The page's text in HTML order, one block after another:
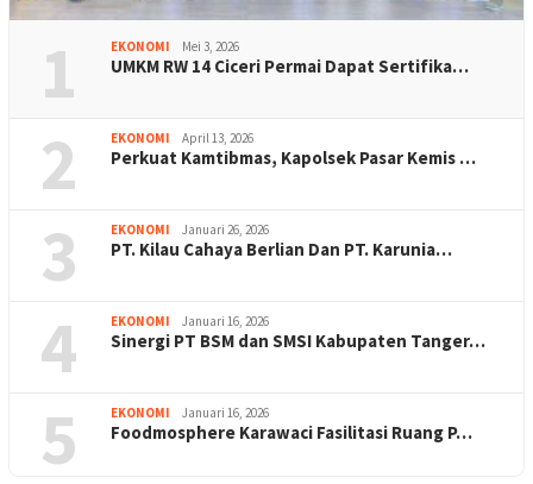
1 EKONOMI Mei 3, 2026
UMKM RW 14 Ciceri Permai Dapat Sertifika…
2 EKONOMI April 13, 2026
Perkuat Kamtibmas, Kapolsek Pasar Kemis …
3 EKONOMI Januari 26, 2026
PT. Kilau Cahaya Berlian Dan PT. Karunia…
4 EKONOMI Januari 16, 2026
Sinergi PT BSM dan SMSI Kabupaten Tanger…
5 EKONOMI Januari 16, 2026
Foodmosphere Karawaci Fasilitasi Ruang P…